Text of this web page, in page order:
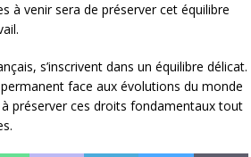
à venir sera de préserver cet équilibre
s’inscrivent dans un équilibre délicat.
face aux évolutions du monde
préserver ces droits fondamentaux tout